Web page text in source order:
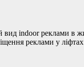
indoor реклами в
реклами у